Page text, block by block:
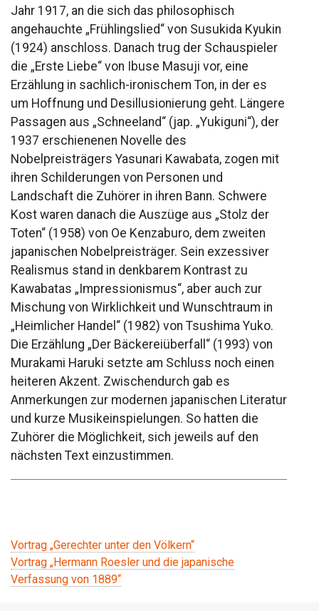
Jahr 1917, an die sich das philosophisch
angehauchte „Frühlingslied“ von Susukida Kyukin
(1924) anschloss. Danach trug der Schauspieler
die „Erste Liebe“ von Ibuse Masuji vor, eine
Erzählung in sachlich-ironischem Ton, in der es
um Hoffnung und Desillusionierung geht. Längere
Passagen aus „Schneeland“ (jap. „Yukiguni“), der
1937 erschienenen Novelle des
Nobelpreisträgers Yasunari Kawabata, zogen mit
ihren Schilderungen von Personen und
Landschaft die Zuhörer in ihren Bann. Schwere
Kost waren danach die Auszüge aus „Stolz der
Toten“ (1958) von Oe Kenzaburo, dem zweiten
japanischen Nobelpreisträger. Sein exzessiver
Realismus stand in denkbarem Kontrast zu
Kawabatas „Impressionismus“, aber auch zur
Mischung von Wirklichkeit und Wunschtraum in
„Heimlicher Handel“ (1982) von Tsushima Yuko.
Die Erzählung „Der Bäckereiüberfall“ (1993) von
Murakami Haruki setzte am Schluss noch einen
heiteren Akzent. Zwischendurch gab es
Anmerkungen zur modernen japanischen Literatur
und kurze Musikeinspielungen. So hatten die
Zuhörer die Möglichkeit, sich jeweils auf den
nächsten Text einzustimmen.
Beitragsnavigation
Vortrag „Gerechter unter den Völkern“
Vortrag „Hermann Roesler und die japanische
Verfassung von 1889“